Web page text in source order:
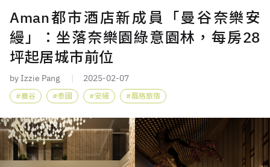
Aman都市酒店新成員「曼谷奈樂安
縵」：坐落奈樂園綠意園林，每房28
坪起居城市前位
by Izzie Pang 2025-02-07
曼谷 泰國 安縵 風格旅宿